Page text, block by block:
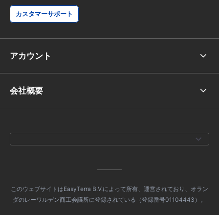
カスタマーサポート
アカウント
会社概要
このウェブサイトはEasyTerra B.V.によって所有、運営されており、オラン
ダのレーワルデン商工会議所に登録されている（登録番号01104443）。